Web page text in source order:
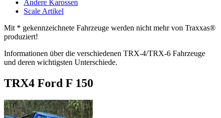
Andere Karossen
Scale Artikel
Mit * gekennzeichnete Fahrzeuge werden nicht mehr von Traxxas®
produziert!
Informationen über die verschiedenen TRX-4/TRX-6 Fahrzeuge
und deren wichtigsten Unterschiede.
TRX4 Ford F 150